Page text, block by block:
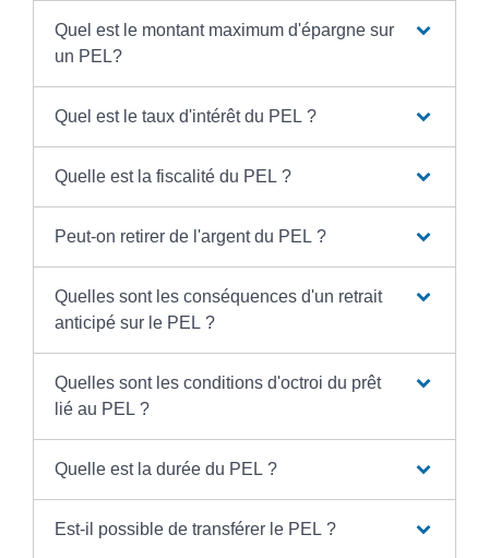
Quel est le montant maximum d'épargne sur
un PEL?
Quel est le taux d'intérêt du PEL ?
Quelle est la fiscalité du PEL ?
Peut-on retirer de l'argent du PEL ?
Quelles sont les conséquences d'un retrait
anticipé sur le PEL ?
Quelles sont les conditions d'octroi du prêt
lié au PEL ?
Quelle est la durée du PEL ?
Est-il possible de transférer le PEL ?